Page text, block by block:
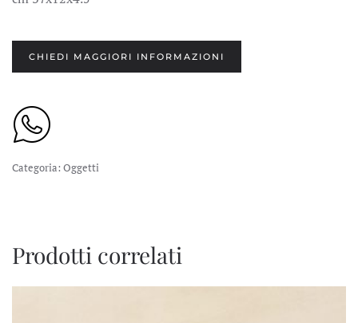
CHIEDI MAGGIORI INFORMAZIONI
Categoria: Oggetti
Prodotti correlati